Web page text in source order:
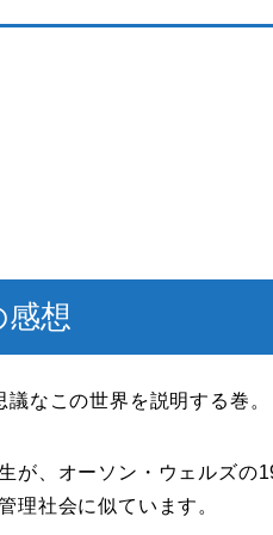
想
なこの世界を説明する巻。
が、オーソン・ウェルズの
理社会に似ています。